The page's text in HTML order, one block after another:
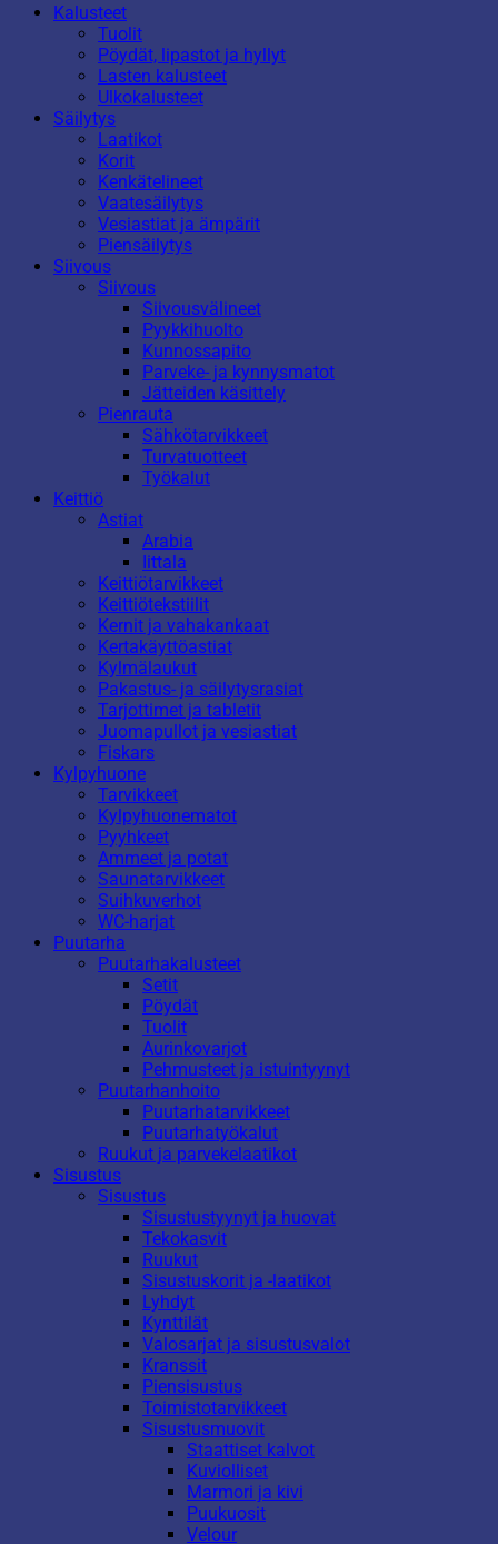
Kalusteet
Tuolit
Pöydät, lipastot ja hyllyt
Lasten kalusteet
Ulkokalusteet
Säilytys
Laatikot
Korit
Kenkätelineet
Vaatesäilytys
Vesiastiat ja ämpärit
Piensäilytys
Siivous
Siivous
Siivousvälineet
Pyykkihuolto
Kunnossapito
Parveke- ja kynnysmatot
Jätteiden käsittely
Pienrauta
Sähkötarvikkeet
Turvatuotteet
Työkalut
Keittiö
Astiat
Arabia
Iittala
Keittiötarvikkeet
Keittiötekstiilit
Kernit ja vahakankaat
Kertakäyttöastiat
Kylmälaukut
Pakastus- ja säilytysrasiat
Tarjottimet ja tabletit
Juomapullot ja vesiastiat
Fiskars
Kylpyhuone
Tarvikkeet
Kylpyhuonematot
Pyyhkeet
Ammeet ja potat
Saunatarvikkeet
Suihkuverhot
WC-harjat
Puutarha
Puutarhakalusteet
Setit
Pöydät
Tuolit
Aurinkovarjot
Pehmusteet ja istuintyynyt
Puutarhanhoito
Puutarhatarvikkeet
Puutarhatyökalut
Ruukut ja parvekelaatikot
Sisustus
Sisustus
Sisustustyynyt ja huovat
Tekokasvit
Ruukut
Sisustuskorit ja -laatikot
Lyhdyt
Kynttilät
Valosarjat ja sisustusvalot
Kranssit
Piensisustus
Toimistotarvikkeet
Sisustusmuovit
Staattiset kalvot
Kuviolliset
Marmori ja kivi
Puukuosit
Velour